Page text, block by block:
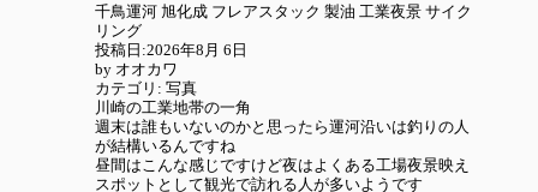
千鳥運河 旭化成 フレアスタック 製油 工業夜景 サイク
リング
投稿日:2026年8月 6日
by オオカワ
カテゴリ: 写真
川崎の工業地帯の一角
週末は誰もいないのかと思ったら運河沿いは釣りの人
が結構いるんですね
昼間はこんな感じですけど夜はよくある工場夜景映え
スポットとして観光で訪れる人が多いようです